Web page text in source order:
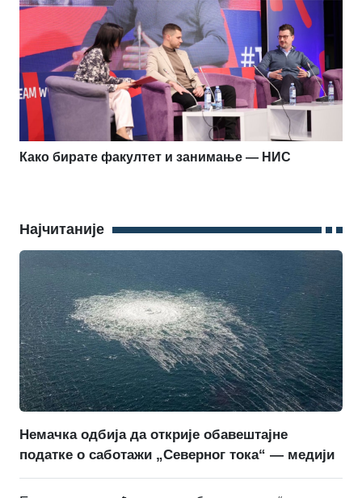
Како бирате факултет и занимање — НИС
Најчитаније
Немачка одбија да открије обавештајне
податке о саботажи „Северног тока“ — медији